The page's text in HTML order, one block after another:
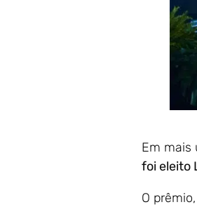
Em mais
foi eleito
O